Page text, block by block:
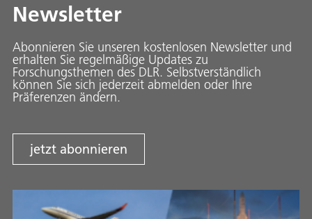
Newsletter
Abonnieren Sie unseren kostenlosen Newsletter und
erhalten Sie regelmäßige Updates zu
Forschungsthemen des DLR. Selbstverständlich
können Sie sich jederzeit abmelden oder Ihre
Präferenzen ändern.
jetzt abonnieren